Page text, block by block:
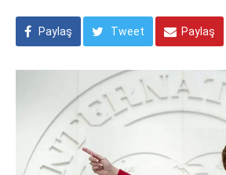
Paylaş Tweet Paylaş